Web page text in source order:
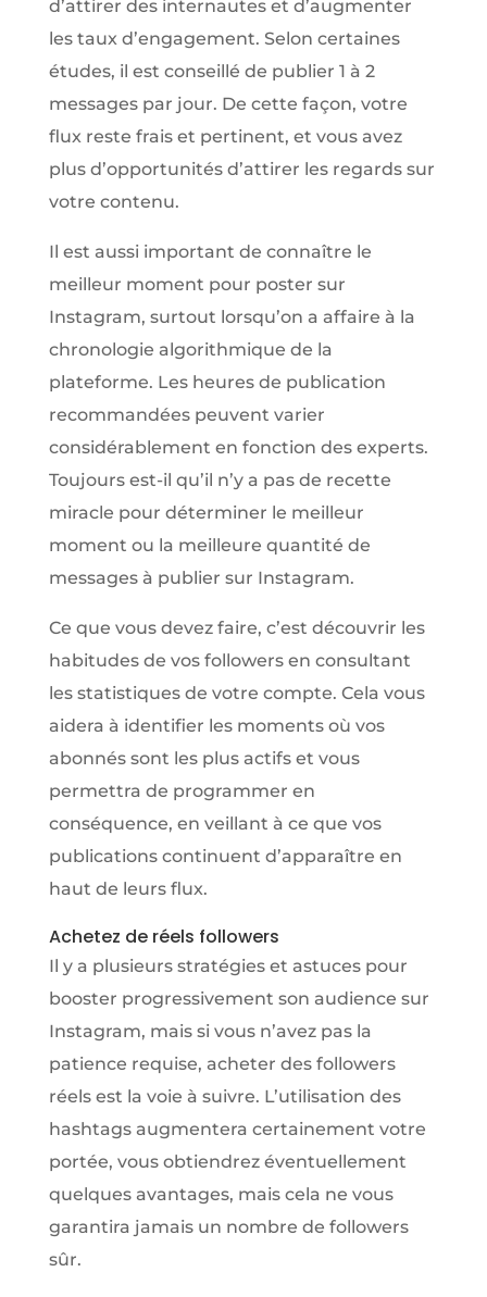
d’attirer des internautes et d’augmenter
les taux d’engagement. Selon certaines
études, il est conseillé de publier 1 à 2
messages par jour. De cette façon, votre
flux reste frais et pertinent, et vous avez
plus d’opportunités d’attirer les regards sur
votre contenu.
Il est aussi important de connaître le
meilleur moment pour poster sur
Instagram, surtout lorsqu’on a affaire à la
chronologie algorithmique de la
plateforme. Les heures de publication
recommandées peuvent varier
considérablement en fonction des experts.
Toujours est-il qu’il n’y a pas de recette
miracle pour déterminer le meilleur
moment ou la meilleure quantité de
messages à publier sur Instagram.
Ce que vous devez faire, c’est découvrir les
habitudes de vos followers en consultant
les statistiques de votre compte. Cela vous
aidera à identifier les moments où vos
abonnés sont les plus actifs et vous
permettra de programmer en
conséquence, en veillant à ce que vos
publications continuent d’apparaître en
haut de leurs flux.
Achetez de réels followers
Il y a plusieurs stratégies et astuces pour
booster progressivement son audience sur
Instagram, mais si vous n’avez pas la
patience requise, acheter des followers
réels est la voie à suivre. L’utilisation des
hashtags augmentera certainement votre
portée, vous obtiendrez éventuellement
quelques avantages, mais cela ne vous
garantira jamais un nombre de followers
sûr.